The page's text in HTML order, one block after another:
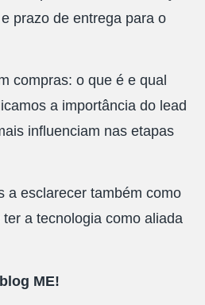
prazo de entrega para o
compras: o que é e qual
a importância do lead
influenciam nas etapas
a esclarecer também como
a tecnologia como aliada
ME!